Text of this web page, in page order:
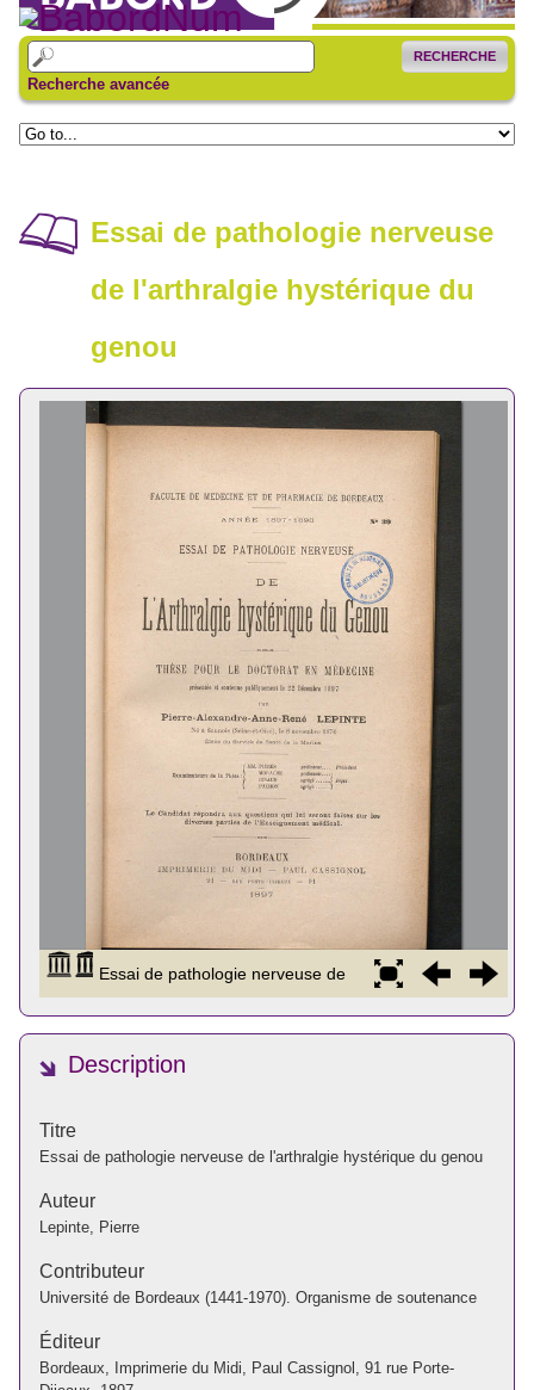
RECHERCHE
Recherche avancée
Essai de pathologie nerveuse
de l'arthralgie hystérique du
genou
Description
Titre
Essai de pathologie nerveuse de l'arthralgie hystérique du genou
Auteur
Lepinte, Pierre
Contributeur
Université de Bordeaux (1441-1970). Organisme de soutenance
Éditeur
Bordeaux, Imprimerie du Midi, Paul Cassignol, 91 rue Porte-